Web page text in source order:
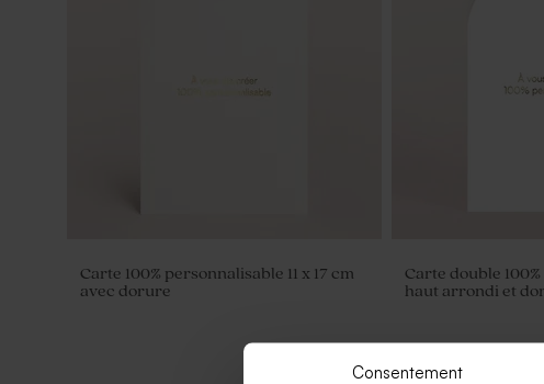
Consentement
Carte 100% personnalisable 11 x 17 cm
avec dorure
Carte double
haut arrondi et